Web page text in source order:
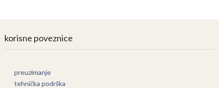
korisne poveznice
preuzimanje
tehnička podrška